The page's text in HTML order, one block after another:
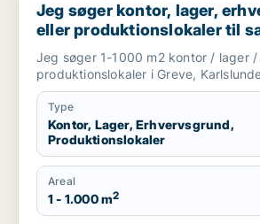
Jeg søger kontor, lager,
eller produktionslokaler til
eller Karlslunde
Jeg søger 1-1000 m2 kontor / lager
produktionslokaler i Greve,
Type
Kontor, Lager, Erhvervsgrund,
Produktionslokaler
Areal
1 - 1.000 m2